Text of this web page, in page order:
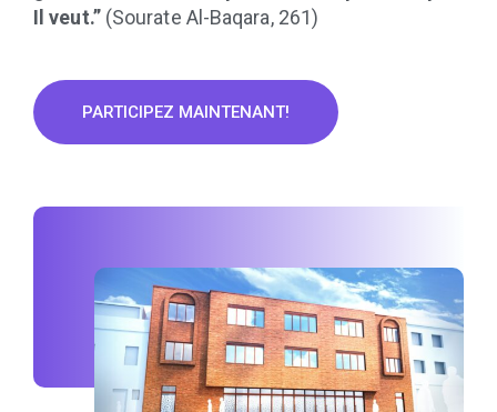
Il veut.”(Sourate Al-Baqara, 261)
PARTICIPEZ MAINTENANT!